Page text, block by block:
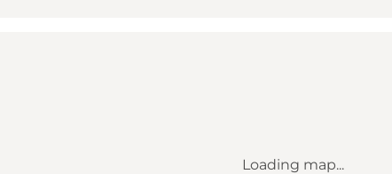
Loading map...